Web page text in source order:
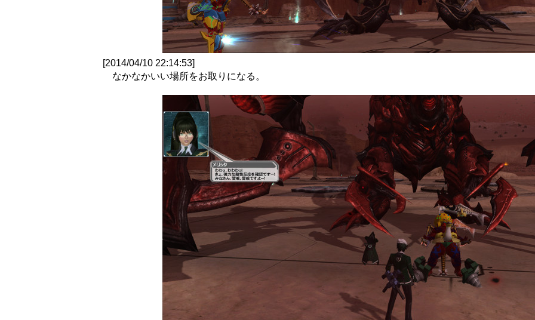
[2014/04/10 22:14:53]
なかなかいい場所をお取りになる。